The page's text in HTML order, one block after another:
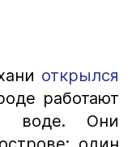
открылся
работают
воде. Они